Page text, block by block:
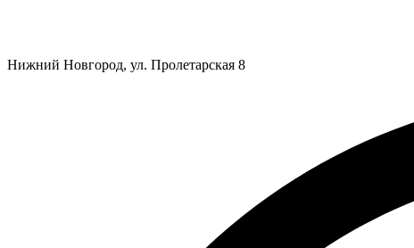
Нижний Новгород, ул. Пролетарская 8